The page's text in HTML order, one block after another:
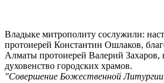
Владыке митрополиту сослужили:
протоиерей Константин Ошлаков,
Алматы протоиерей Валерий Захаров,
духовенство городских храмов.
"Совершение Божественной